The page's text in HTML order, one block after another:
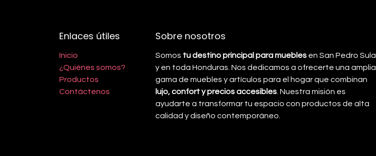
Enlaces útiles
Inicio
¿Quiénes somos?
Productos
Contáctenos
Sobre nosotros
Somos tu destino principal para muebles en San Pedro Sula
y en toda Honduras. Nos dedicamos a ofrecerte una amplia
gama de muebles y artículos para el hogar que combinan
lujo, confort y precios accesibles . Nuestra misión es
ayudarte a transformar tu espacio con productos de alta
calidad y diseño contemporáneo.